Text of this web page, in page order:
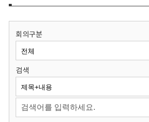
보
원
회
회의구분
검색